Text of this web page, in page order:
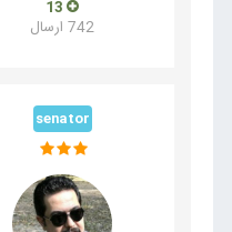
742 ارسال
senator